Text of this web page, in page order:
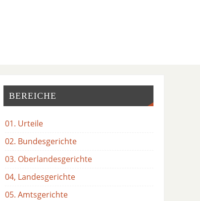
BEREICHE
01. Urteile
02. Bundesgerichte
03. Oberlandesgerichte
04, Landesgerichte
05. Amtsgerichte